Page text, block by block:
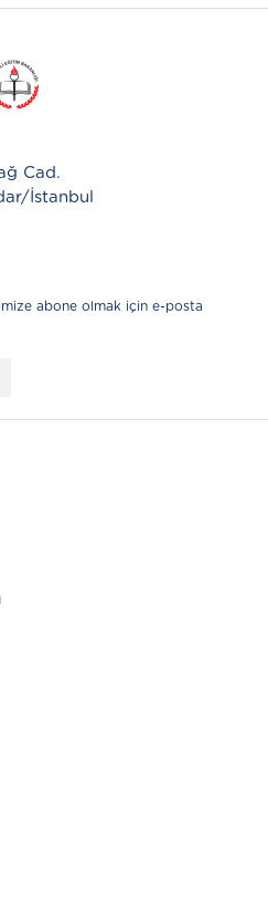
Cad.
İstanbul
abone olmak için e-posta